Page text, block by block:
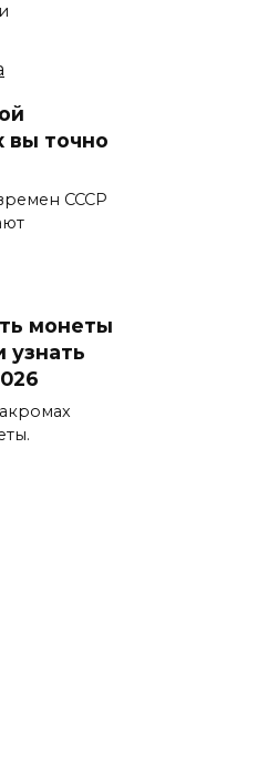
вы точно
СССР
монеты
узнать